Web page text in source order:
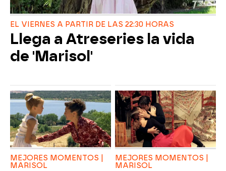
EL VIERNES A PARTIR DE LAS 22:30 HORAS
Llega a Atreseries la vida
de 'Marisol'
MEJORES MOMENTOS |
MARISOL
MEJORES MOMENTOS |
MARISOL